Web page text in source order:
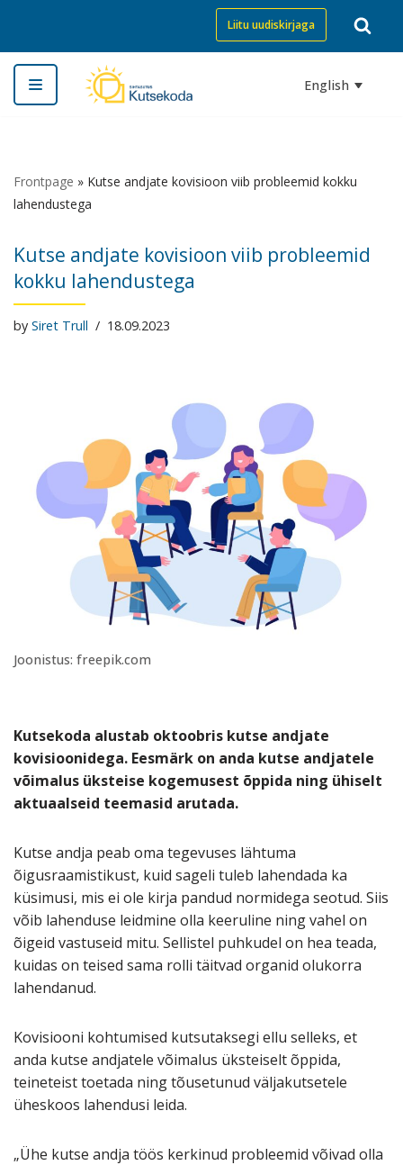
Skip
to
content
Liitu uudiskirjaga
English
Frontpage » Kutse andjate kovisioon viib probleemid kokku
lahendustega
Kutse andjate kovisioon viib probleemid
kokku lahendustega
by Siret Trull 18.09.2023
Joonistus: freepik.com
Kutsekoda alustab oktoobris kutse andjate
kovisioonidega. Eesmärk on anda kutse andjatele
võimalus üksteise kogemusest õppida ning ühiselt
aktuaalseid teemasid arutada.
Kutse andja peab oma tegevuses lähtuma
õigusraamistikust, kuid sageli tuleb lahendada ka
küsimusi, mis ei ole kirja pandud normidega seotud. Siis
võib lahenduse leidmine olla keeruline ning vahel on
õigeid vastuseid mitu. Sellistel puhkudel on hea teada,
kuidas on teised sama rolli täitvad organid olukorra
lahendanud.
Kovisiooni kohtumised kutsutaksegi ellu selleks, et
anda kutse andjatele võimalus üksteiselt õppida,
teineteist toetada ning tõusetunud väljakutsetele
üheskoos lahendusi leida.
„Ühe kutse andja töös kerkinud probleemid võivad olla